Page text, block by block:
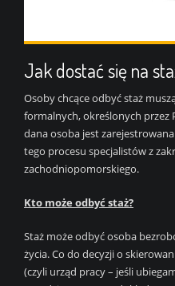
Jak dostać się na
Osoby chcące odbyć staż
formalnych, określonych przez
dana osoba jest
tego procesu specjalistów z
zachodniopomorskiego.
Kto może odbyć staż?
Staż może odbyć osoba
życia. Co do decyzji o
(czyli urząd pracy – jeśli